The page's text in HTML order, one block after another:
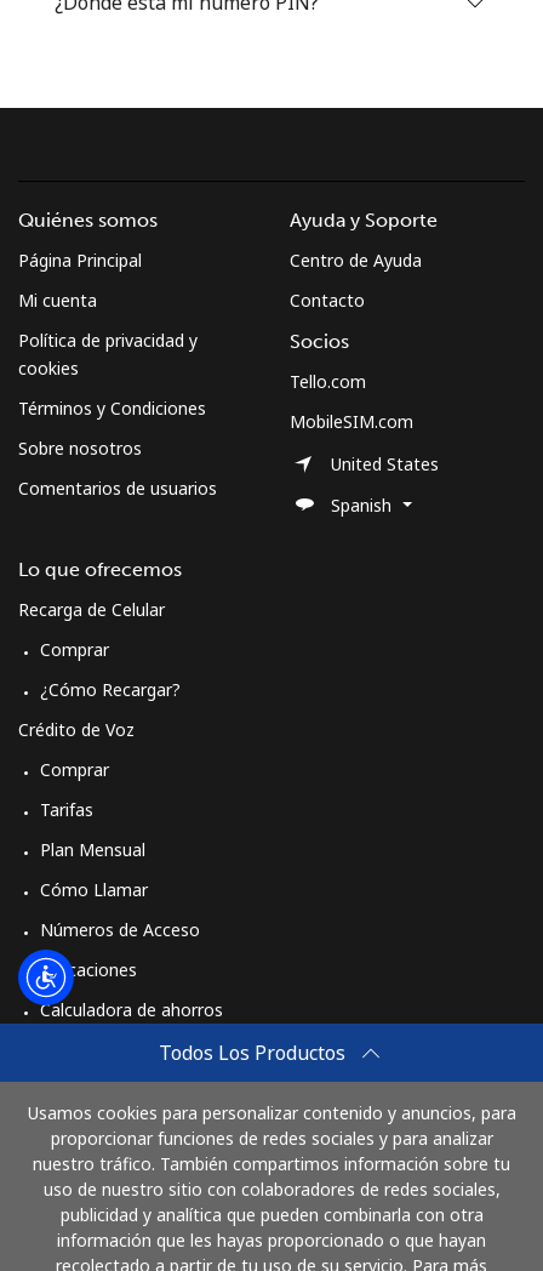
Todos Los Productos
Usamos cookies para personalizar contenido y anuncios, para
proporcionar funciones de redes sociales y para analizar
nuestro tráfico. También compartimos información sobre tu
uso de nuestro sitio con colaboradores de redes sociales,
publicidad y analítica que pueden combinarla con otra
información que les hayas proporcionado o que hayan
recolectado a partir de tu uso de su servicio. Para más
Quiénes somos
Página Principal
Mi cuenta
Política de privacidad y
cookies
Términos y Condiciones
Sobre nosotros
Comentarios de usuarios
Lo que ofrecemos
Recarga de Celular
Comprar
¿Cómo Recargar?
Crédito de Voz
Comprar
Tarifas
Plan Mensual
Cómo Llamar
Números de Acceso
Aplicaciones
Calculadora de ahorros
Comprar
Cómo funciona
Ayuda y Soporte
Centro de Ayuda
Contacto
Socios
Tello.com
MobileSIM.com
United States
Spanish
Paga con